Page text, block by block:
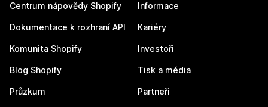
Centrum nápovědy Shopify
Dokumentace k rozhraní API
Komunita Shopify
Blog Shopify
Průzkum
Informace
Kariéry
Investoři
Tisk a média
Partneři